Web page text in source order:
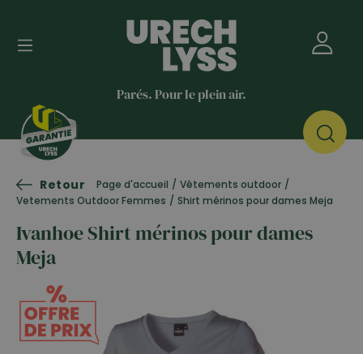
Parés. Pour le plein air.
Retour Page d'accueil / Vêtements outdoor /
Vetements Outdoor Femmes / Shirt mérinos pour dames Meja
Ivanhoe Shirt mérinos pour dames
Meja